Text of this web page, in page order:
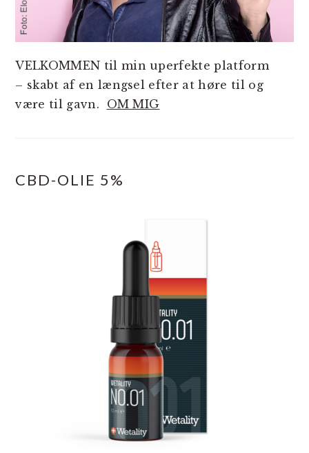
VELKOMMEN til min uperfekte platform
– skabt af en længsel efter at høre til og
være til gavn. OM MIG
CBD-OLIE 5%